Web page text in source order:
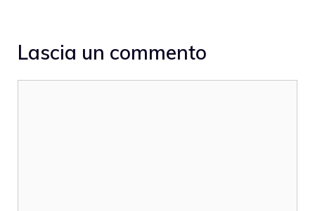
Lascia un commento